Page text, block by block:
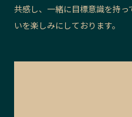
共感し、一緒に目標意識を持
いを楽しみにしております。